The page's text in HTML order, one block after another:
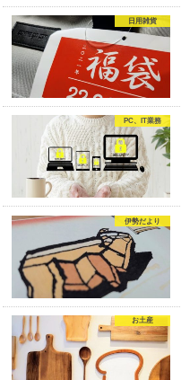
日用雑貨
PC、IT業務
伊勢だより
お土産